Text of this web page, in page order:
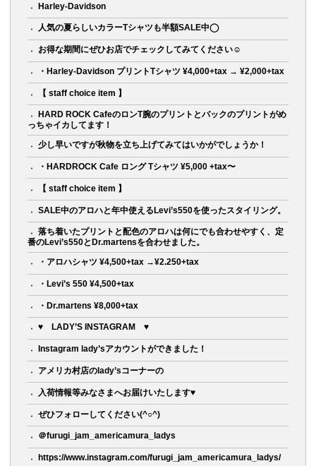
Harley-Davidson
人気の夏らしいカラーTシャツも半額SALE中◯
お得な期間にぜひお店でチェックしてみてください☺︎
・Harley-Davidson プリントTシャツ ¥4,000+tax → ¥2,000+tax
【 staff choice item 】
HARD ROCK CafeのロンT腕のプリントとバックのプリントがめ
っちゃイカしてます！
少し早いですが秋物を立ち上げてみてはいかがでしょうか！
・HARDROCK Cafe ロング Tシャツ ¥5,000 +tax〜
【 staff choice item 】
SALE中のアロハと年中使えるLevi’s550を使ったスタイリング。
落ち着いたプリントと配色のアロハは何にでも合わせやすく、定
番のLevi’s550とDr.martensを合わせました。
・アロハシャツ ¥4,500+tax →¥2.250+tax
・Levi’s 550 ¥4,500+tax
・Dr.martens ¥8,000+tax
♥ LADY’S INSTAGRAM ♥
Instagram lady’sアカウントができました！
アメリカ村店のlady’sコーナーの
入荷情報等みなさまへお届けいたします♥
ぜひフォローしてください(^○^)
＠furugi_jam_americamura_ladys
https://www.instagram.com/furugi_jam_americamura_ladys/